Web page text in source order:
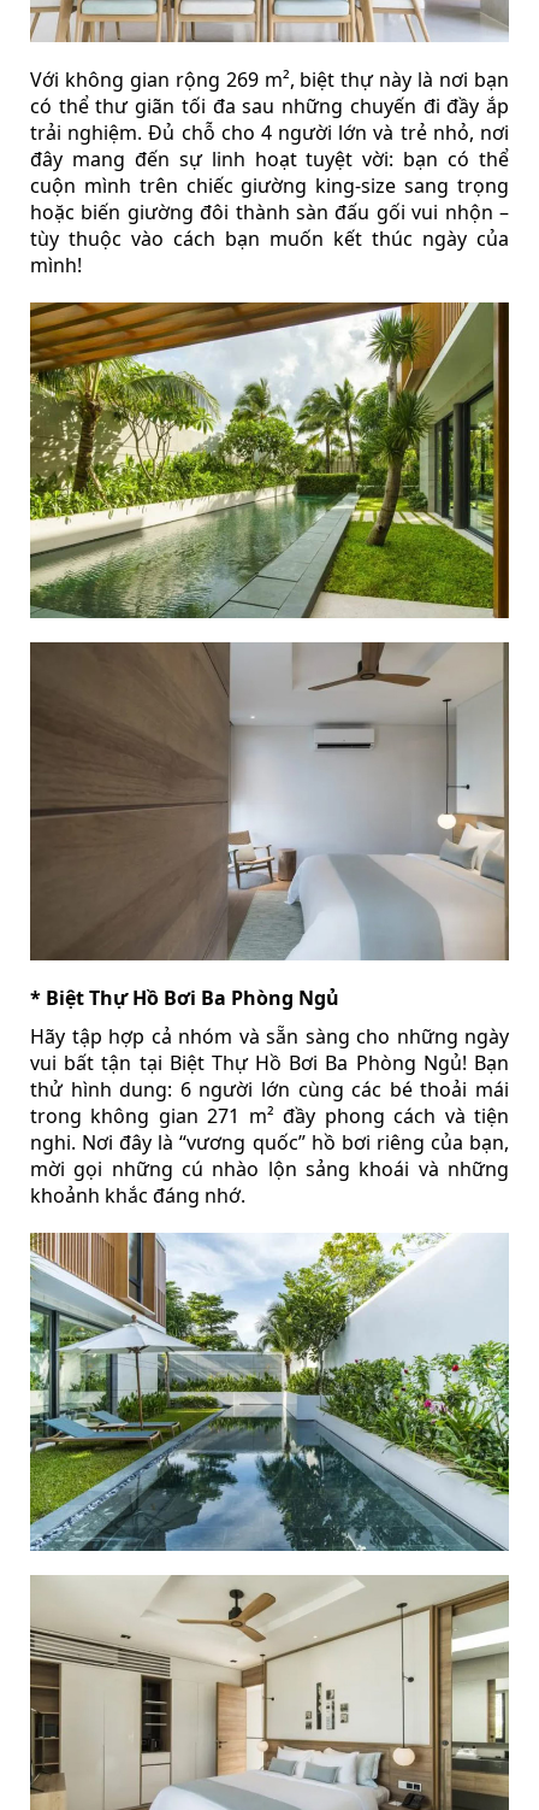
Với không gian rộng 269 m², biệt thự này là nơi bạn
có thể thư giãn tối đa sau những chuyến đi đầy ắp
trải nghiệm. Đủ chỗ cho 4 người lớn và trẻ nhỏ, nơi
đây mang đến sự linh hoạt tuyệt vời: bạn có thể
cuộn mình trên chiếc giường king-size sang trọng
hoặc biến giường đôi thành sàn đấu gối vui nhộn –
tùy thuộc vào cách bạn muốn kết thúc ngày của
mình!
* Biệt Thự Hồ Bơi Ba Phòng Ngủ
Hãy tập hợp cả nhóm và sẵn sàng cho những ngày
vui bất tận tại Biệt Thự Hồ Bơi Ba Phòng Ngủ! Bạn
thử hình dung: 6 người lớn cùng các bé thoải mái
trong không gian 271 m² đầy phong cách và tiện
nghi. Nơi đây là “vương quốc” hồ bơi riêng của bạn,
mời gọi những cú nhào lộn sảng khoái và những
khoảnh khắc đáng nhớ.